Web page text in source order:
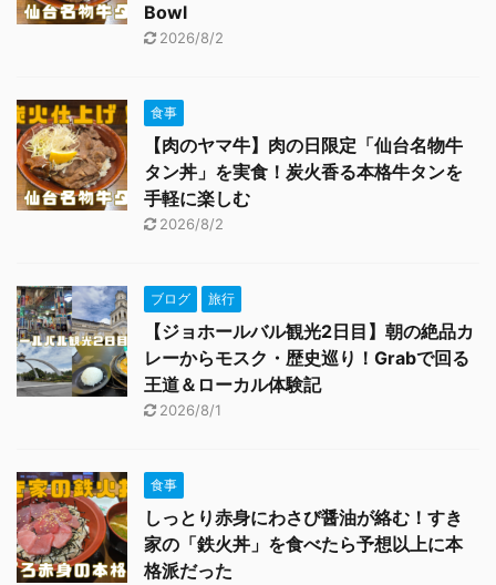
Bowl
2026/8/2
食事
【肉のヤマ牛】肉の日限定「仙台名物牛
タン丼」を実食！炭火香る本格牛タンを
手軽に楽しむ
2026/8/2
ブログ 旅行
【ジョホールバル観光2日目】朝の絶品カ
レーからモスク・歴史巡り！Grabで回る
王道＆ローカル体験記
2026/8/1
食事
しっとり赤身にわさび醤油が絡む！すき
家の「鉄火丼」を食べたら予想以上に本
格派だった